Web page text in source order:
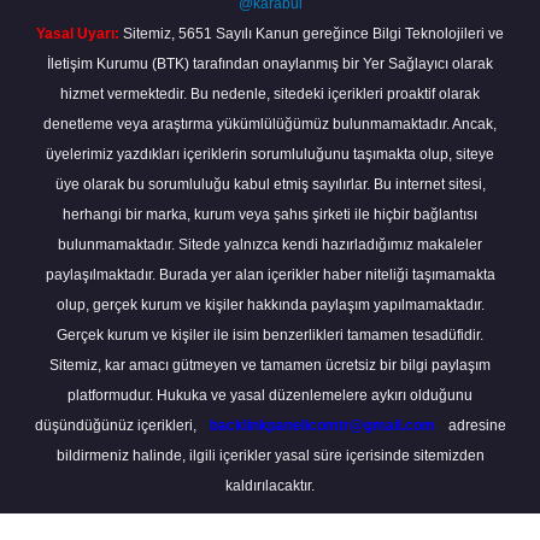
@karabul
Yasal Uyarı: Sitemiz, 5651 Sayılı Kanun gereğince Bilgi Teknolojileri ve
İletişim Kurumu (BTK) tarafından onaylanmış bir Yer Sağlayıcı olarak
hizmet vermektedir. Bu nedenle, sitedeki içerikleri proaktif olarak
denetleme veya araştırma yükümlülüğümüz bulunmamaktadır. Ancak,
üyelerimiz yazdıkları içeriklerin sorumluluğunu taşımakta olup, siteye
üye olarak bu sorumluluğu kabul etmiş sayılırlar. Bu internet sitesi,
herhangi bir marka, kurum veya şahıs şirketi ile hiçbir bağlantısı
bulunmamaktadır. Sitede yalnızca kendi hazırladığımız makaleler
paylaşılmaktadır. Burada yer alan içerikler haber niteliği taşımamakta
olup, gerçek kurum ve kişiler hakkında paylaşım yapılmamaktadır.
Gerçek kurum ve kişiler ile isim benzerlikleri tamamen tesadüfidir.
Sitemiz, kar amacı gütmeyen ve tamamen ücretsiz bir bilgi paylaşım
platformudur. Hukuka ve yasal düzenlemelere aykırı olduğunu
düşündüğünüz içerikleri,
backlinkpanelicomtr@gmail.com
adresine
bildirmeniz halinde, ilgili içerikler yasal süre içerisinde sitemizden
kaldırılacaktır.